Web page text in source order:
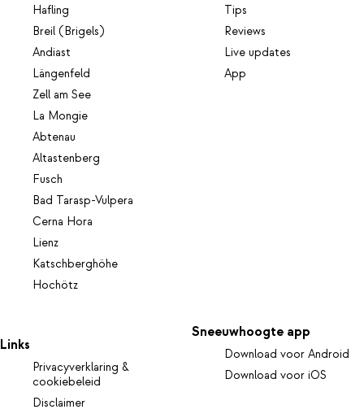
Hafling
Breil (Brigels)
Andiast
Längenfeld
Zell am See
La Mongie
Abtenau
Altastenberg
Fusch
Bad Tarasp-Vulpera
Cerna Hora
Lienz
Katschberghöhe
Hochötz
Tips
Reviews
Live updates
App
Links
Privacyverklaring &
cookiebeleid
Disclaimer
Sneeuwhoogte app
Download voor Android
Download voor iOS